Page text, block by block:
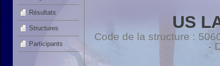
Résultats
Structures
Participants
US
Code de la structure :
-